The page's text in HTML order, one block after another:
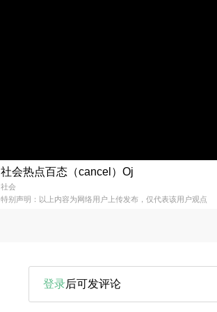
社会热点百态（cancel）Oj
社会
特别声明：以上内容为网络用户上传发布，仅代表该用户观点
登录后可发评论